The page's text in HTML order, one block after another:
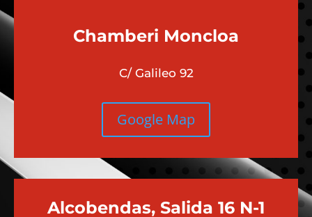
Chamberi Moncloa
C/ Galileo 92
Google Map
Alcobendas, Salida 16 N-1